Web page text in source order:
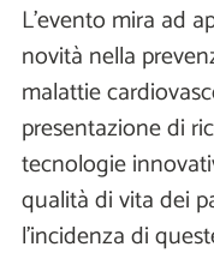
L’evento mira ad
novità nella
malattie
presentazione di
tecnologie
qualità di vita dei
l'incidenza di